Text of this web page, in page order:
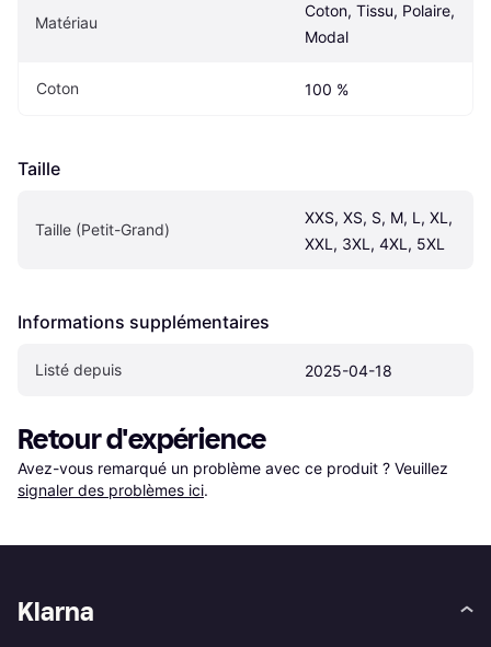
Matériau
Coton, Tissu, Polaire,
Modal
Coton 100 %
Taille
Taille (Petit-Grand)
XXS, XS, S, M, L, XL,
XXL, 3XL, 4XL, 5XL
Informations supplémentaires
Listé depuis 2025-04-18
Retour d'expérience
Avez-vous remarqué un problème avec ce produit ? Veuillez
signaler des problèmes ici.
Klarna